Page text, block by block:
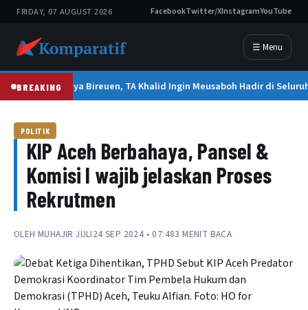
FRIDAY, 07 AUGUST 2026 FacebookTwitter/XInstagramYouTube
☰ Menu
BREAKING
Tak Hanya Bireuen, TA Khalid Ingin Meusaboh Hadir di
POLITIK
KIP Aceh Berbahaya, Pansel &
Komisi I wajib jelaskan Proses
Rekrutmen
OLEH MUHAJIR JULI24 SEP 2024 • 07:483 MENIT BACA